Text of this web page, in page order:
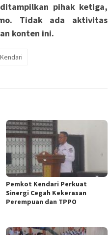
pihak ketiga,
Tidak ada aktivitas
konten ini.
Kendari
Pemkot Kendari Perkuat
Sinergi Cegah Kekerasan
Perempuan dan TPPO